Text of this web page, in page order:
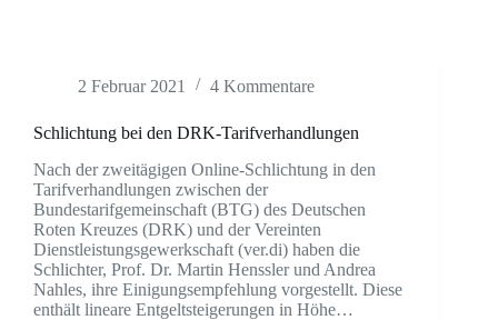
2 Februar 2021 4 Kommentare
Schlichtung bei den DRK-Tarifverhandlungen
Nach der zweitägigen Online-Schlichtung in den
Tarifverhandlungen zwischen der
Bundestarifgemeinschaft (BTG) des Deutschen
Roten Kreuzes (DRK) und der Vereinten
Dienstleistungsgewerkschaft (ver.di) haben die
Schlichter, Prof. Dr. Martin Henssler und Andrea
Nahles, ihre Einigungsempfehlung vorgestellt. Diese
enthält lineare Entgeltsteigerungen in Höhe…